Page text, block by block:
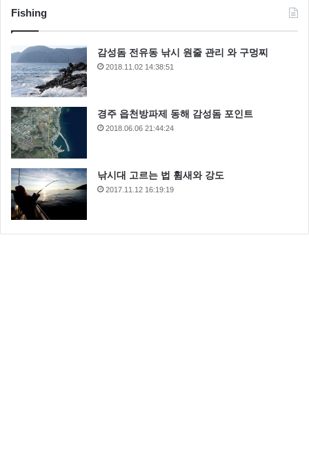
Fishing
감성돔 전유동 낚시 원줄 관리 와 구멍찌
2018.11.02 14:38:51
경주 읍천방파제 동해 감성돔 포인트
2018.06.06 21:44:24
낚시대 고르는 법 휨새와 강도
2017.11.12 16:19:19